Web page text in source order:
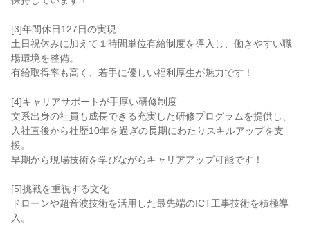
[3]年間休日127日の実現
土日祝休みに加えて１時間単位有給制度を導入し、働きやすい職
場環境を整備。
有給取得率も高く、若手に優しい福利厚生が魅力です！
[4]キャリアサポートが手厚い研修制度
文系出身の社員も成長できる充実した研修プログラムを提供し、
入社直後から社歴10年を過ぎの長期にわたりスキルアップを支
援。
早期から現場技術を学びながらキャリアアップ可能です！
[5]挑戦を重視する文化
ドローンや超音波技術を活用した最先端のICT工事技術を積極導
入。